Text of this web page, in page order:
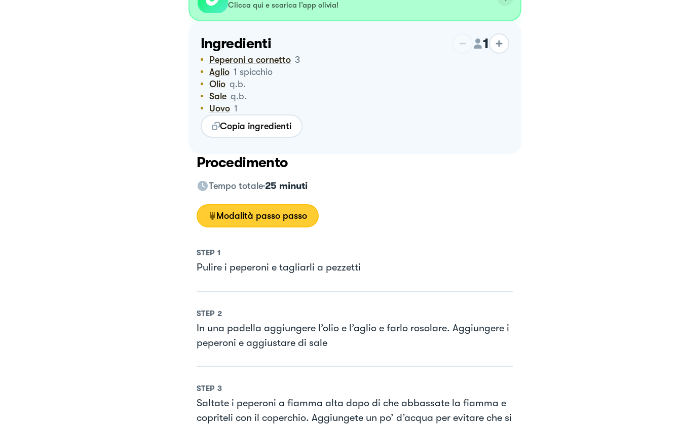
Clicca qui e scarica l’app olivia!
Ingredienti 1
Peperoni a cornetto 3
Aglio 1 spicchio
Olio q.b.
Sale q.b.
Uovo 1
Copia ingredienti
Procedimento
Tempo totale 25 minuti
Modalità passo passo
STEP 1
Pulire i peperoni e tagliarli a pezzetti
STEP 2
In una padella aggiungere l’olio e l’aglio e farlo rosolare. Aggiungere i
peperoni e aggiustare di sale
STEP 3
Saltate i peperoni a fiamma alta dopo di che abbassate la fiamma e
copriteli con il coperchio. Aggiungete un po’ d’acqua per evitare che si